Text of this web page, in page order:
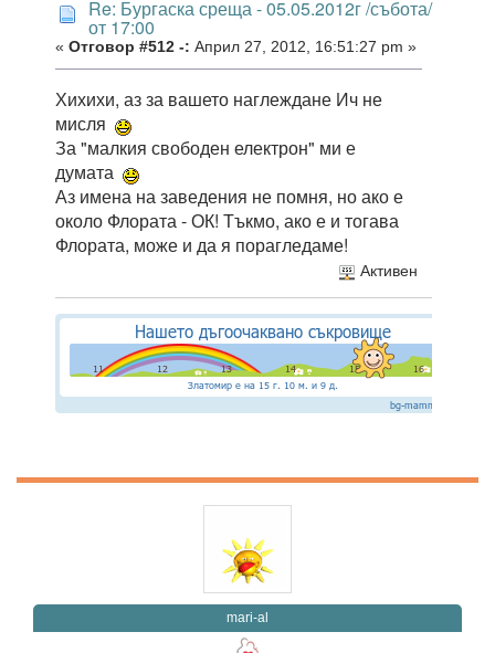
Re: Бургаска среща - 05.05.2012г /събота/
от 17:00
« Отговор #512 -: Април 27, 2012, 16:51:27 pm »
Хихихи, аз за вашето наглеждане Ич не
мисля
За "малкия свободен електрон" ми е
думата
Аз имена на заведения не помня, но ако е
около Флората - ОК! Тъкмо, ако е и тогава
Флората, може и да я порагледаме!
Активен
mari-al